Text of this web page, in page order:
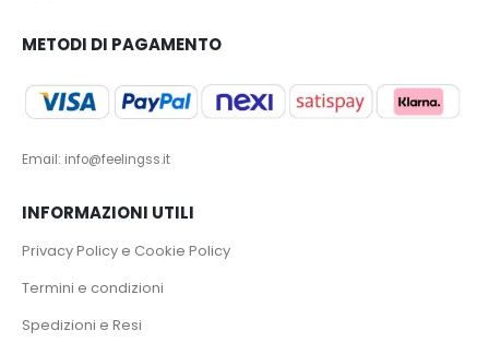
METODI DI PAGAMENTO
Email: info@feelingss.it
INFORMAZIONI UTILI
Privacy Policy e Cookie Policy
Termini e condizioni
Spedizioni e Resi